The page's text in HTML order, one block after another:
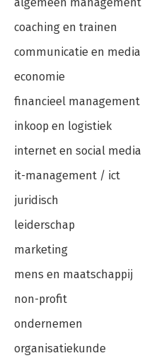
coaching en trainen
communicatie en media
economie
financieel management
inkoop en logistiek
internet en social media
it-management / ict
juridisch
leiderschap
marketing
mens en maatschappij
non-profit
ondernemen
organisatiekunde